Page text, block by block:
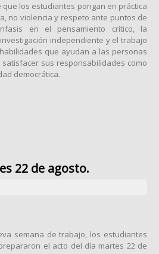
que los estudiantes pongan en práctica
no violencia y respeto ante puntos de
en el pensamiento crítico, la
independiente y el trabajo
que ayudan a las personas
sus responsabilidades como
democrática.
22 de agosto.
semana de trabajo, los estudiantes
el acto del día martes 22 de